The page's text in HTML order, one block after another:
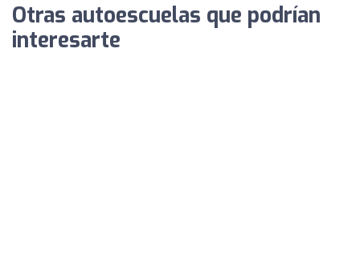
Otras autoescuelas que podrían
interesarte